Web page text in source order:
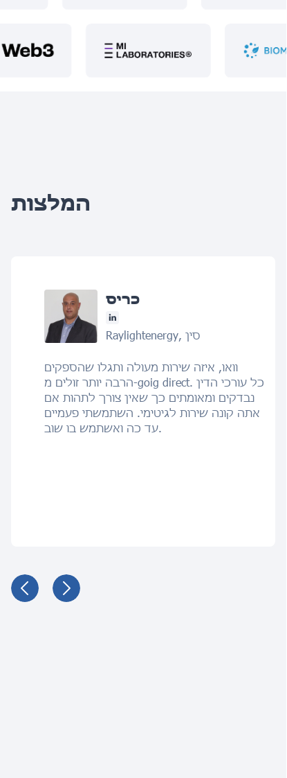
המלצות
כריס
Raylightenergy, סין
וואו, איזה שירות מעולה ותגלו שהספקים
הרבה יותר זולים מ-goig direct. כל עורכי הדין
נבדקים ומאומתים כך שאין צורך לתהות אם
אתה קונה שירות לגיטימי. השתמשתי פעמיים
עד כה ואשתמש בו שוב.